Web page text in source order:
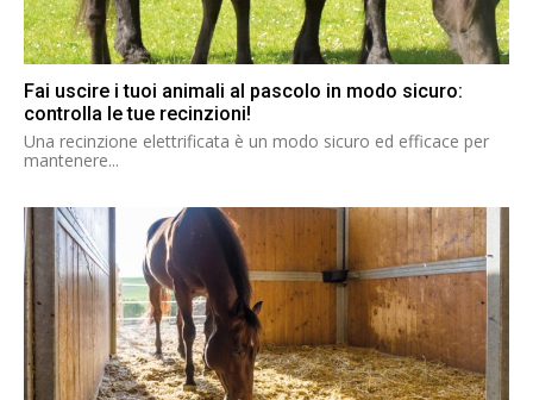
Fai uscire i tuoi animali al pascolo in modo sicuro:
controlla le tue recinzioni!
Una recinzione elettrificata è un modo sicuro ed efficace per
mantenere...